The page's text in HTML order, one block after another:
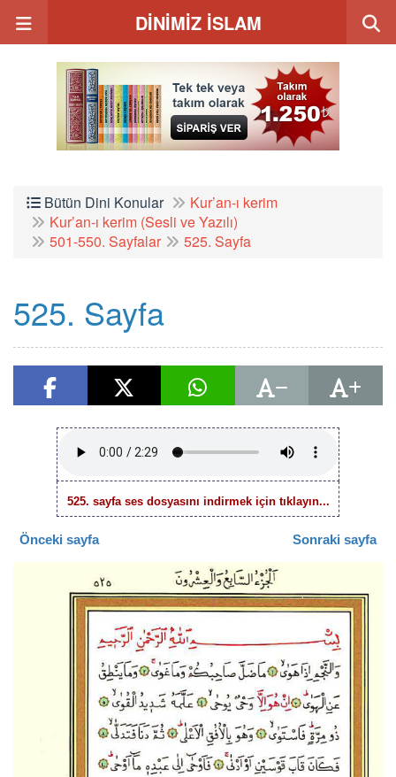
DİNİMİZ İSLAM
Bütün Dini Konular
Kur’an-ı kerim
Kur’an-ı kerim (Sesli ve Yazılı)
501-550. Sayfalar
525. Sayfa
525. Sayfa
525. sayfa ses dosyasını indirmek için tıklayın...
Önceki sayfa Sonraki sayfa